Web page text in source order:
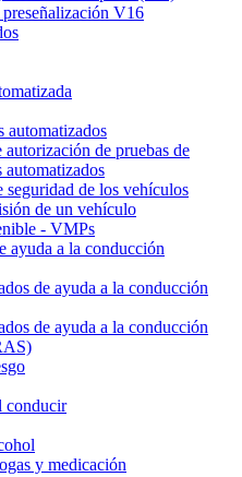
V16
automatizados
autorización de pruebas de
automatizados
seguridad de los vehículos
de un vehículo
- VMPs
ayuda a la conducción
de ayuda a la conducción
de ayuda a la conducción
conducir
y medicación